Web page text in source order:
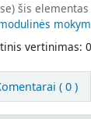
šis
vertinimas:
( 0 )